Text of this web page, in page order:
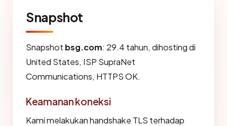
Snapshot
Snapshot bsg.com: 29.4 tahun, dihosting di
United States, ISP SupraNet
Communications, HTTPS OK.
Keamanan koneksi
Kami melakukan handshake TLS terhadap